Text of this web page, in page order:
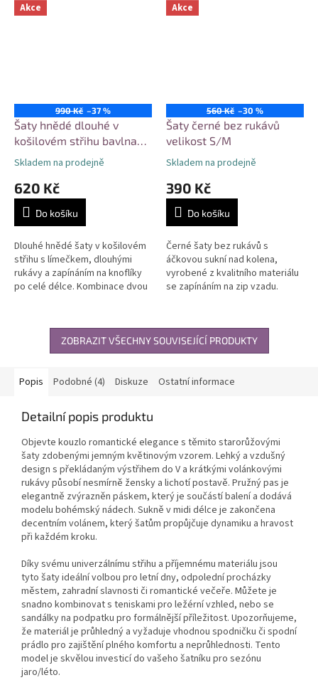
Akce
990 Kč –37 %
Šaty hnědé dlouhé v
košilovém střihu bavlna
velikost M/L
Skladem na prodejně
620 Kč
Do košíku
Dlouhé hnědé šaty v košilovém
střihu s límečkem, dlouhými
rukávy a zapínáním na knoflíky
po celé délce. Kombinace dvou
Akce
560 Kč –30 %
Šaty černé bez rukávů
velikost S/M
Skladem na prodejně
390 Kč
Do košíku
Černé šaty bez rukávů s
áčkovou sukní nad kolena,
vyrobené z kvalitního materiálu
se zapínáním na zip vzadu.
příležitosti....
ZOBRAZIT VŠECHNY SOUVISEJÍCÍ PRODUKTY
Popis Podobné (4) Diskuze Ostatní informace
Detailní popis produktu
Objevte kouzlo romantické elegance s těmito starorůžovými
šaty zdobenými jemným květinovým vzorem. Lehký a vzdušný
design s překládaným výstřihem do V a krátkými volánkovými
rukávy působí nesmírně žensky a lichotí postavě. Pružný pas je
elegantně zvýrazněn páskem, který je součástí balení a dodává
modelu bohémský nádech. Sukně v midi délce je zakončena
decentním volánem, který šatům propůjčuje dynamiku a hravost
při každém kroku.
Díky svému univerzálnímu střihu a příjemnému materiálu jsou
tyto šaty ideální volbou pro letní dny, odpolední procházky
městem, zahradní slavnosti či romantické večeře. Můžete je
snadno kombinovat s teniskami pro ležérní vzhled, nebo se
sandálky na podpatku pro formálnější příležitost. Upozorňujeme,
že materiál je průhledný a vyžaduje vhodnou spodničku či spodní
prádlo pro zajištění plného komfortu a neprůhlednosti. Tento
model je skvělou investicí do vašeho šatníku pro sezónu
jaro/léto.